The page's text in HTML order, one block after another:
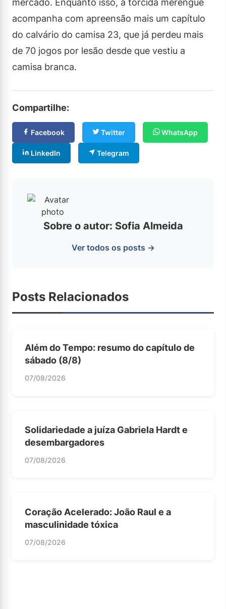
mercado. Enquanto isso, a torcida merengue
acompanha com apreensão mais um capítulo
do calvário do camisa 23, que já perdeu mais
de 70 jogos por lesão desde que vestiu a
camisa branca.
Compartilhe:
Facebook Twitter WhatsApp
LinkedIn Telegram
Sobre o autor: Sofia Almeida
Ver todos os posts →
Posts Relacionados
Além do Tempo: resumo do capítulo de
sábado (8/8)
07/08/2026
Solidariedade a juíza Gabriela Hardt e
desembargadores
07/08/2026
Coração Acelerado: João Raul e a
masculinidade tóxica
07/08/2026